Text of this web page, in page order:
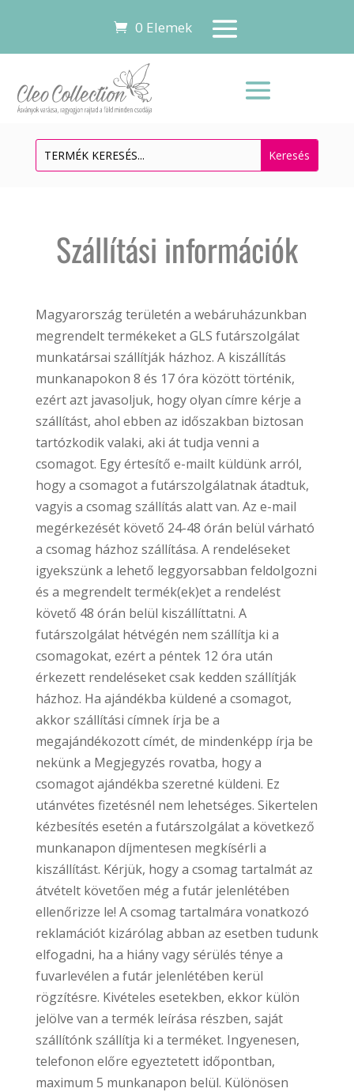
0 Elemek
Szállítási információk
Magyarország területén a webáruházunkban
megrendelt termékeket a GLS futárszolgálat
munkatársai szállítják házhoz. A kiszállítás
munkanapokon 8 és 17 óra között történik,
ezért azt javasoljuk, hogy olyan címre kérje a
szállítást, ahol ebben az időszakban biztosan
tartózkodik valaki, aki át tudja venni a
csomagot. Egy értesítő e-mailt küldünk arról,
hogy a csomagot a futárszolgálatnak átadtuk,
vagyis a csomag szállítás alatt van. Az e-mail
megérkezését követő 24-48 órán belül várható
a csomag házhoz szállítása. A rendeléseket
igyekszünk a lehető leggyorsabban feldolgozni
és a megrendelt termék(ek)et a rendelést
követő 48 órán belül kiszállíttatni. A
futárszolgálat hétvégén nem szállítja ki a
csomagokat, ezért a péntek 12 óra után
érkezett rendeléseket csak kedden szállítják
házhoz. Ha ajándékba küldené a csomagot,
akkor szállítási címnek írja be a
megajándékozott címét, de mindenképp írja be
nekünk a Megjegyzés rovatba, hogy a
csomagot ajándékba szeretné küldeni. Ez
utánvétes fizetésnél nem lehetséges. Sikertelen
kézbesítés esetén a futárszolgálat a következő
munkanapon díjmentesen megkísérli a
kiszállítást. Kérjük, hogy a csomag tartalmát az
átvételt követően még a futár jelenlétében
ellenőrizze le! A csomag tartalmára vonatkozó
reklamációt kizárólag abban az esetben tudunk
elfogadni, ha a hiány vagy sérülés ténye a
fuvarlevélen a futár jelenlétében kerül
rögzítésre. Kivételes esetekben, ekkor külön
jelölve van a termék leírása részben, saját
szállítónk szállítja ki a terméket. Ingyenesen,
telefonon előre egyeztetett időpontban,
maximum 5 munkanapon belül. Különösen